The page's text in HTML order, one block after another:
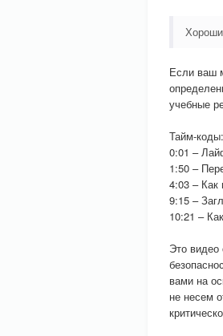
Если ваш
учебные
Тайм-коды:
0:01 –
1:50 –
4:03 – Как
9:15 –
10:21 –
Это видео
вами на
не несем